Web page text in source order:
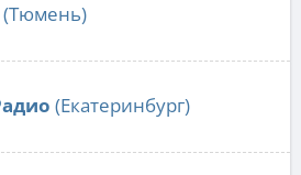
(Тюмень)
(Екатеринбург)